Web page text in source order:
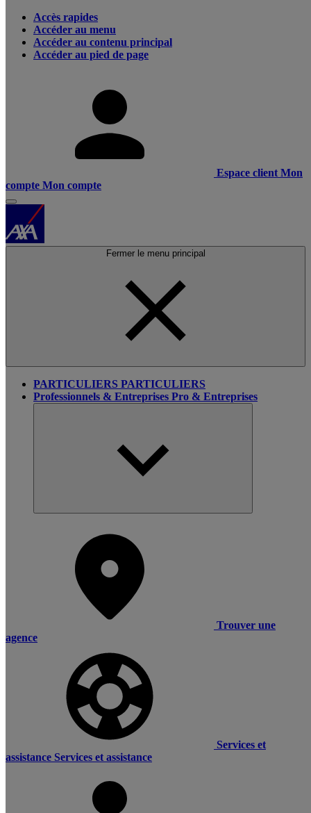
Accès rapides
Accéder au menu
Accéder au contenu principal
Accéder au pied de page
Espace client Mon
compte Mon compte
Fermer le menu principal
PARTICULIERS PARTICULIERS
Professionnels & Entreprises Pro & Entreprises
Trouver une
agence
Services et
assistance Services et assistance